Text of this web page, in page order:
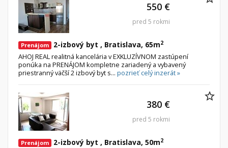
Prenájom 2-izbový byt , Bratislava, 65m2
AHOJ REAL realitná kancelária v EXKLUZÍVNOM zastúpení
ponúka na PRENÁJOM kompletne zariadený a vybavený
priestranný väčší 2 izbový byt s... pozrieť celý inzerát »
550 €
pred 5 rokmi
Prenájom 2-izbový byt , Bratislava, 50m2
380 €
pred 5 rokmi